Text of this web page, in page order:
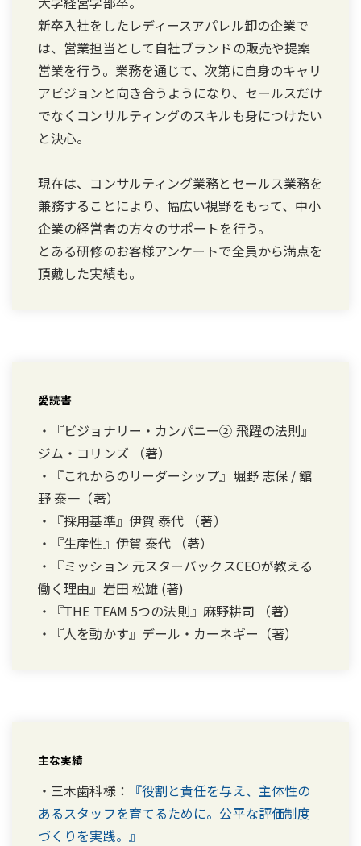
新卒入社をしたレディースアパレル卸の企業で
は、営業担当として自社ブランドの販売や提案
営業を行う。業務を通じて、次第に自身のキャリ
アビジョンと向き合うようになり、セールスだけ
でなくコンサルティングのスキルも身につけたい
と決心。
現在は、コンサルティング業務とセールス業務を
兼務することにより、幅広い視野をもって、中小
企業の経営者の方々のサポートを行う。
とある研修のお客様アンケートで全員から満点を
頂戴した実績も。
愛読書
・『ビジョナリー・カンパニー② 飛躍の法則』
ジム・コリンズ （著）
・『これからのリーダーシップ』堀野 志保 / 舘
野 泰一（著）
・『採用基準』伊賀 泰代 （著）
・『生産性』伊賀 泰代 （著）
・『ミッション 元スターバックスCEOが教える
働く理由』岩田 松雄 (著)
・『THE TEAM 5つの法則』麻野耕司 （著）
・『人を動かす』デール・カーネギー（著）
主な実績
・三木歯科様：
『役割と責任を与え、主体性の
あるスタッフを育てるために。公平な評価制度
づくりを実践。』